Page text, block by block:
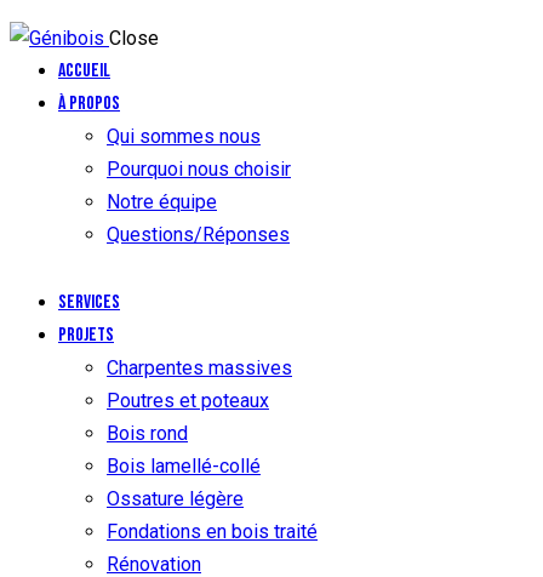
Close
Accueil
À propos
Qui sommes nous
Pourquoi nous choisir
Notre équipe
Questions/Réponses
Services
Projets
Charpentes massives
Poutres et poteaux
Bois rond
Bois lamellé-collé
Ossature légère
Fondations en bois traité
Rénovation